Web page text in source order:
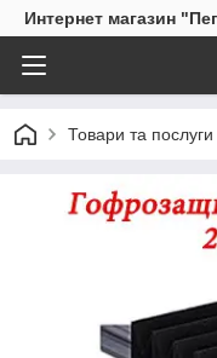
Интернет магазин
Товари та послуги